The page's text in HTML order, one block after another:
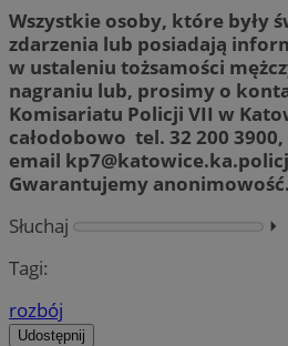
Wszystkie osoby, które były
zdarzenia lub posiadają
w ustaleniu tożsamości
nagraniu lub, prosimy o
Komisariatu Policji VII w
całodobowo tel. 32 200 3900,
email
Gwarantujemy anonimowość.
Słuchaj
⏵︎
Tagi:
rozbój
Udostępnij